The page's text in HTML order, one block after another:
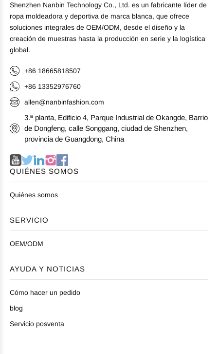
Shenzhen Nanbin Technology Co., Ltd. es un fabricante líder de
ropa moldeadora y deportiva de marca blanca, que ofrece
soluciones integrales de OEM/ODM, desde el diseño y la
creación de muestras hasta la producción en serie y la logística
global.
+86 18665818507
+86 13352976760
allen@nanbinfashion.com
3.ª planta, Edificio 4, Parque Industrial de Okangde, Barrio
de Dongfeng, calle Songgang, ciudad de Shenzhen,
provincia de Guangdong, China
QUIÉNES SOMOS
Quiénes somos
SERVICIO
OEM/ODM
AYUDA Y NOTICIAS
Cómo hacer un pedido
blog
Servicio posventa